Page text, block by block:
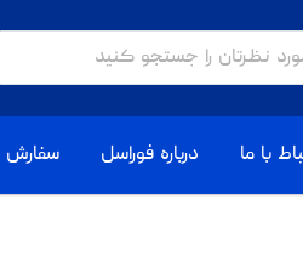
با ما درباره فوراسل سفارش